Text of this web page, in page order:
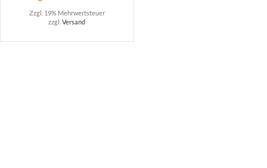
Zzgl. 19% Mehrwertsteuer
zzgl.Versand